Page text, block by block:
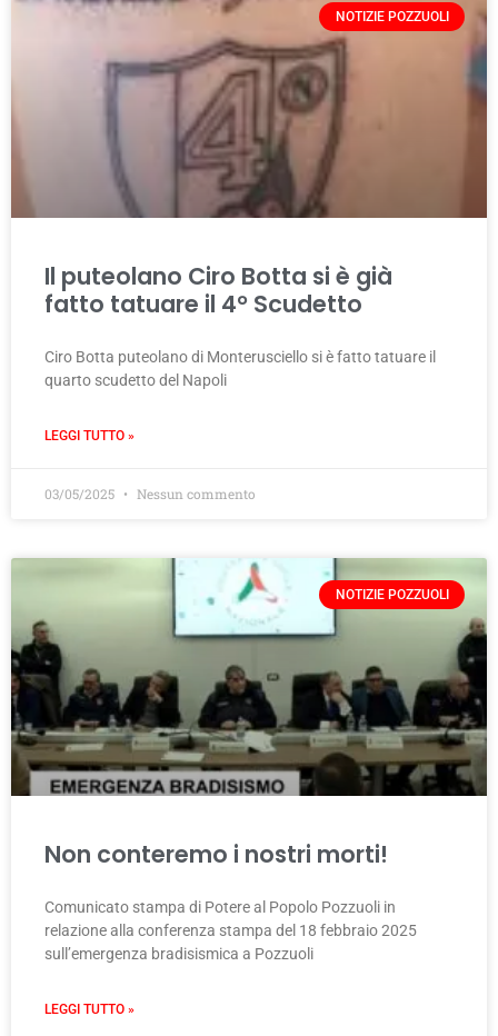
NOTIZIE POZZUOLI
Il puteolano Ciro Botta si è già
fatto tatuare il 4° Scudetto
Ciro Botta puteolano di Monterusciello si è fatto tatuare il
quarto scudetto del Napoli
LEGGI TUTTO »
03/05/2025 Nessun commento
NOTIZIE POZZUOLI
Non conteremo i nostri morti!
Comunicato stampa di Potere al Popolo Pozzuoli in
relazione alla conferenza stampa del 18 febbraio 2025
sull’emergenza bradisismica a Pozzuoli
LEGGI TUTTO »